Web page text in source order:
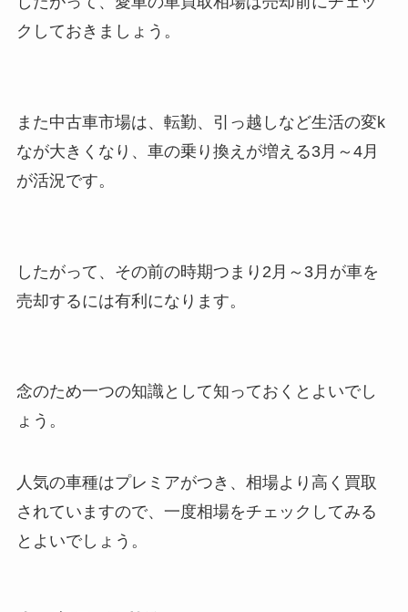
クしておきましょう。
また中古車市場は、転勤、引っ越しなど生活の変k
なが大きくなり、車の乗り換えが増える3月～4月
が活況です。
したがって、その前の時期つまり2月～3月が車を
売却するには有利になります。
念のため一つの知識として知っておくとよいでし
ょう。
人気の車種はプレミアがつき、相場より高く買取
されていますので、一度相場をチェックしてみる
とよいでしょう。